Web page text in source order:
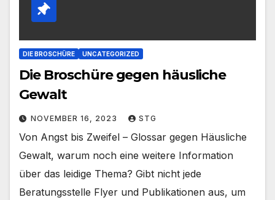
DIE BROSCHÜRE UNCATEGORIZED
Die Broschüre gegen häusliche
Gewalt
NOVEMBER 16, 2023 STG
Von Angst bis Zweifel – Glossar gegen Häusliche
Gewalt, warum noch eine weitere Information
über das leidige Thema? Gibt nicht jede
Beratungsstelle Flyer und Publikationen aus, um